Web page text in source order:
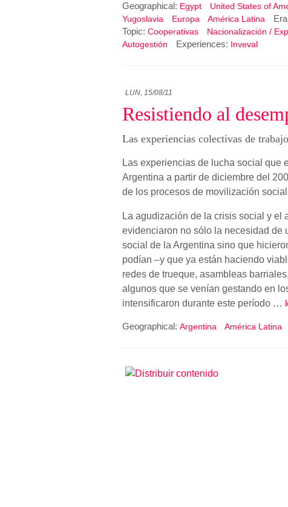
Geographical: Egypt United States of
Yugoslavia
Europa América Latina
Topic: Cooperativas Nacionalización /
Autogestión
Experiences: Inveval
LUN, 15/08/11
Resistiendo al
Las experiencias colectivas de
Las experiencias de lucha social que
Argentina a partir de diciembre del
de los procesos de movilización
La agudización de la crisis social y el
evidenciaron no sólo la necesidad de
social de la Argentina sino que
podían –y que ya están haciendo
redes de trueque, asambleas
algunos que se venían gestando en
intensificaron durante este período …
Geographical: Argentina América Latina